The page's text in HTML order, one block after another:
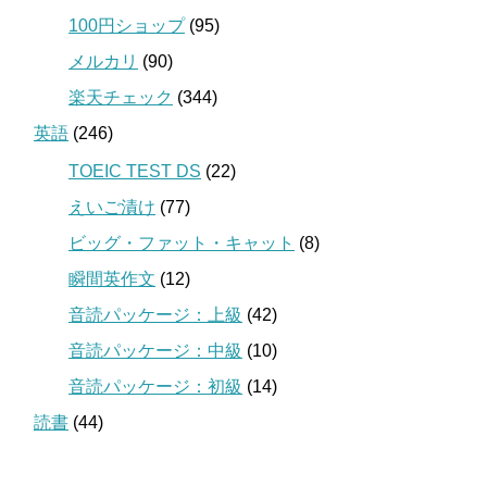
100円ショップ(95)
メルカリ (90)
楽天チェック (344)
英語 (246)
TOEIC TEST DS (22)
えいご漬け (77)
ビッグ・ファット・キャット (8)
瞬間英作文 (12)
音読パッケージ：上級 (42)
音読パッケージ：中級 (10)
音読パッケージ：初級 (14)
読書 (44)